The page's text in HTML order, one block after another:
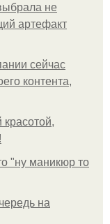
не
артефакт
сейчас
контента,
"ну маникюр то
на